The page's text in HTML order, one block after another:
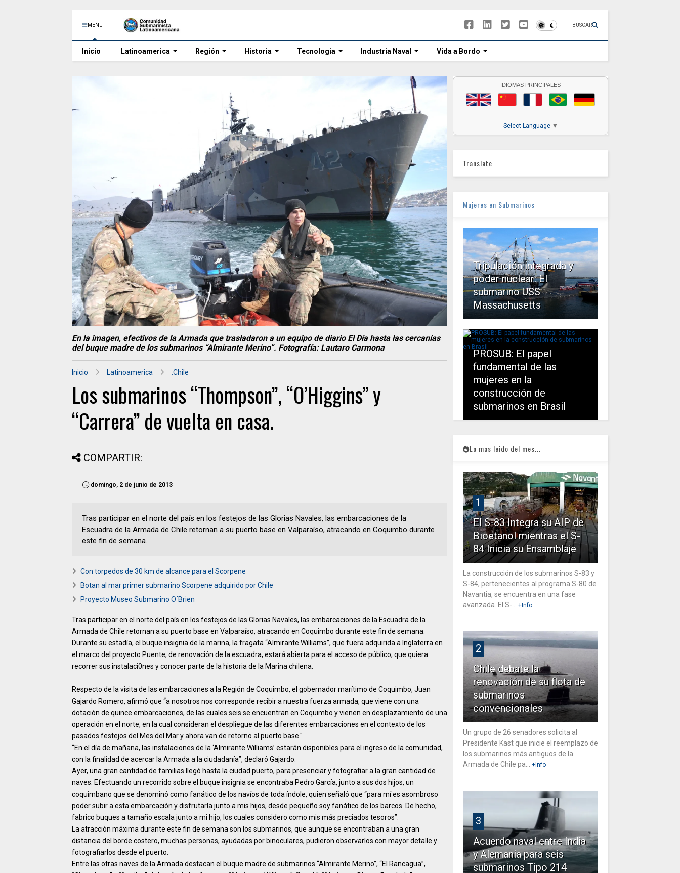
MENU BUSCAR
Inicio Latinoamerica Región Historia Tecnologia Industria Naval Vida a Bordo
En la imagen, efectivos de la Armada que trasladaron a un equipo de diario El Día hasta las cercanías
del buque madre de los submarinos “Almirante Merino”. Fotografía: Lautaro Carmona
Inicio Latinoamerica .Chile
Los submarinos “Thompson”, “O’Higgins” y
“Carrera” de vuelta en casa.
COMPARTIR:
domingo, 2 de junio de 2013
Tras participar en el norte del país en los festejos de las Glorias Navales, las embarcaciones de la
Escuadra de la Armada de Chile retornan a su puerto base en Valparaíso, atracando en Coquimbo durante
este fin de semana.
Con torpedos de 30 km de alcance para el Scorpene
Botan al mar primer submarino Scorpene adquirido por Chile
Proyecto Museo Submarino O´Brien
Tras participar en el norte del país en los festejos de las Glorias Navales, las embarcaciones de la Escuadra de la
Armada de Chile retornan a su puerto base en Valparaíso, atracando en Coquimbo durante este fin de semana.
Durante su estadía, el buque insignia de la marina, la fragata “Almirante Williams”, que fuera adquirida a Inglaterra en
el marco del proyecto Puente, de renovación de la escuadra, estará abierta para el acceso de público, que quiera
recorrer sus instalaci0nes y conocer parte de la historia de la Marina chilena.
Respecto de la visita de las embarcaciones a la Región de Coquimbo, el gobernador marítimo de Coquimbo, Juan
Gajardo Romero, afirmó que “a nosotros nos corresponde recibir a nuestra fuerza armada, que viene con una
dotación de quince embarcaciones, de las cuales seis se encuentran en Coquimbo y vienen en desplazamiento de una
operación en el norte, en la cual consideran el despliegue de las diferentes embarcaciones en el contexto de los
pasados festejos del Mes del Mar y ahora van de retorno al puerto base."
“En el día de mañana, las instalaciones de la ‘Almirante Williams’ estarán disponibles para el ingreso de la comunidad,
con la finalidad de acercar la Armada a la ciudadanía”, declaró Gajardo.
Ayer, una gran cantidad de familias llegó hasta la ciudad puerto, para presenciar y fotografiar a la gran cantidad de
naves. Efectuando un recorrido sobre el buque insignia se encontraba Pedro García, junto a sus dos hijos, un
coquimbano que se denominó como fanático de los navíos de toda índole, quien señaló que “para mí es asombroso
poder subir a esta embarcación y disfrutarla junto a mis hijos, desde pequeño soy fanático de los barcos. De hecho,
fabrico buques a tamaño escala junto a mi hijo, los cuales considero como mis más preciados tesoros”.
La atracción máxima durante este fin de semana son los submarinos, que aunque se encontraban a una gran
distancia del borde costero, muchas personas, ayudadas por binoculares, pudieron observarlos con mayor detalle y
fotografiarlos desde el puerto.
Entre las otras naves de la Armada destacan el buque madre de submarinos “Almirante Merino”, “El Rancagua”,
IDIOMAS PRINCIPALES
Select Language ▼
Translate
Mujeres en Submarinos
Tripulación integrada y
poder nuclear: El
submarino USS
Massachusetts
PROSUB: El papel
fundamental de las
mujeres en la
construcción de
submarinos en Brasil
Lo mas leido del mes...
1
El S-83 Integra su AIP de
Bioetanol mientras el S-
84 Inicia su Ensamblaje
La construcción de los submarinos S-83 y
S-84, pertenecientes al programa S-80 de
Navantia, se encuentra en una fase
avanzada. El S-...
+Info
2
Chile debate la
renovación de su flota de
submarinos
convencionales
Un grupo de 26 senadores solicita al
Presidente Kast que inicie el reemplazo de
los submarinos más antiguos de la
Armada de Chile pa...
+Info
3
Acuerdo naval entre India
y Alemania para seis
submarinos Tipo 214